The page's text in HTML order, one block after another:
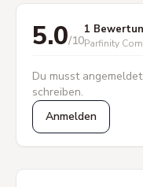
5.0/10
1
Parfinity
Du musst
schreiben.
Anmelden